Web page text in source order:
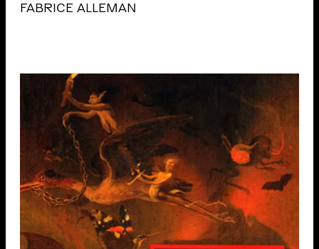
FABRICE ALLEMAN